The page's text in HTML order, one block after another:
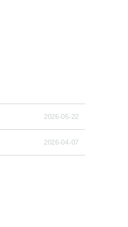
2026-05-22
2026-04-07